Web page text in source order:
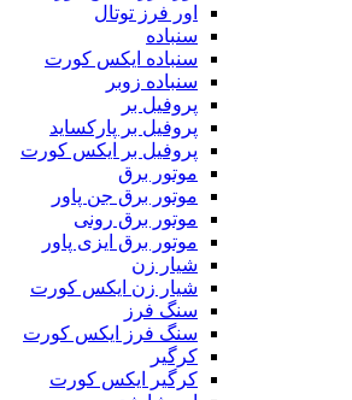
اور فرز توتال
سنباده
سنباده ایکس کورت
سنباده زوبر
پروفیل بر
پروفیل بر پارکساید
پروفیل بر ایکس کورت
موتور برق
موتور برق جن پاور
موتور برق رونی
موتور برق ایزی پاور
شیار زن
شیار زن ایکس کورت
سنگ فرز
سنگ فرز ایکس کورت
کرگیر
کرگیر ایکس کورت